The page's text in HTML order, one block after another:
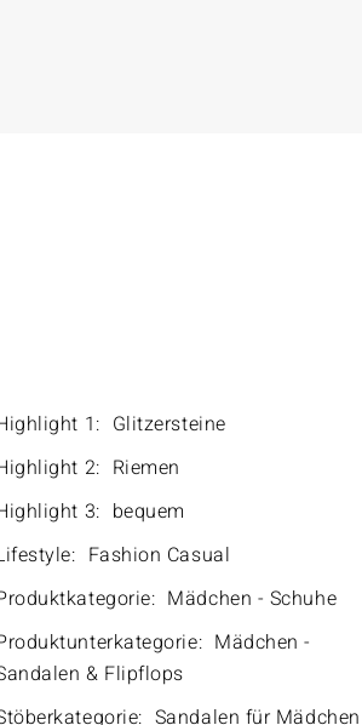
1: Glitzersteine
2: Riemen
3: bequem
Fashion Casual
Mädchen - Schuhe
Mädchen -
& Flipflops
Sandalen für Mädchen